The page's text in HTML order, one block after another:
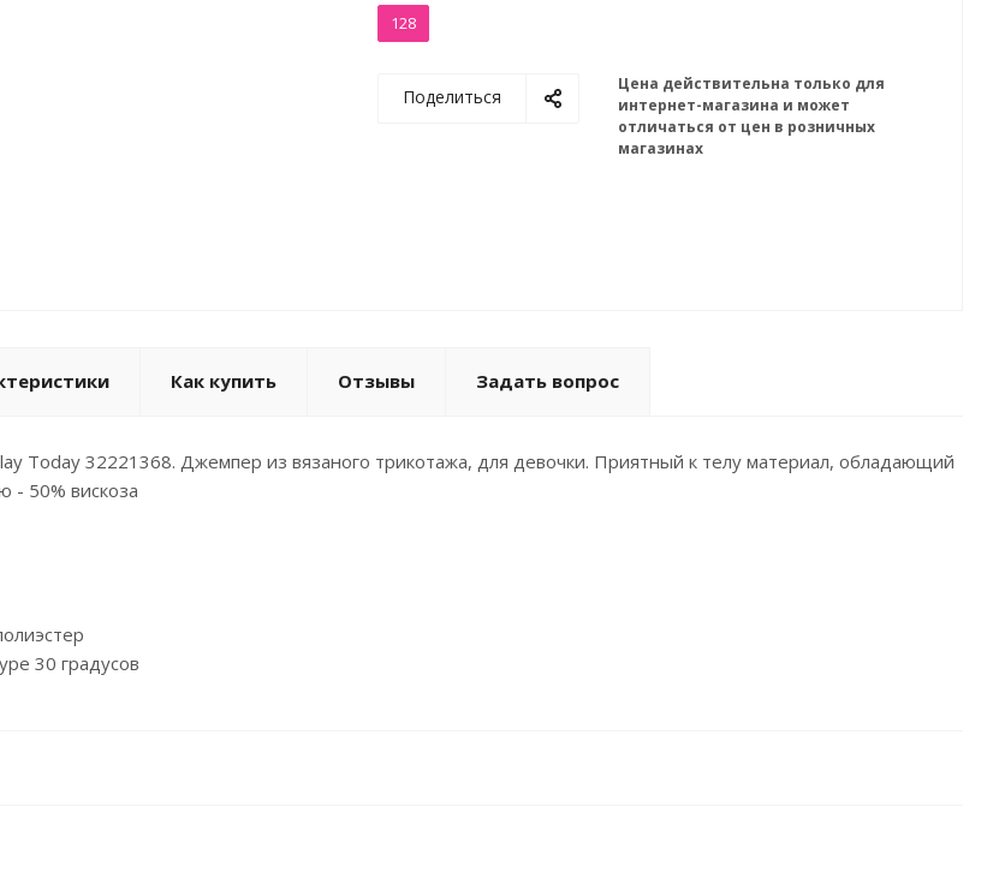
128
Поделиться
Цена действительна только для
интернет-магазина и может
отличаться от цен в розничных
магазинах
Как купить Отзывы Задать вопрос
Today 32221368. Джемпер из вязаного трикотажа, для девочки. Приятный к телу материал, обладающий
- 50% вискоза
30 градусов